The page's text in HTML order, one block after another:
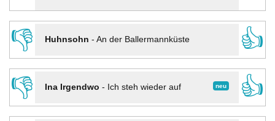
👎
Huhnsohn - An der Ballermannküste
👍
👎
neu
Ina Irgendwo - Ich steh wieder auf
👍